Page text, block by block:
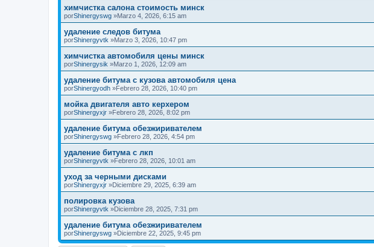
химчистка салона стоимость минск
porShinergyswg »Marzo 4, 2026, 6:15 am
удаление следов битума
porShinergyvtk »Marzo 3, 2026, 10:47 pm
химчистка автомобиля цены минск
porShinergysik »Marzo 1, 2026, 12:09 am
удаление битума с кузова автомобиля цена
porShinergyodh »Febrero 28, 2026, 10:40 pm
мойка двигателя авто керхером
porShinergyxjr »Febrero 28, 2026, 8:02 pm
удаление битума обезжиривателем
porShinergyswg »Febrero 28, 2026, 4:54 pm
удаление битума с лкп
porShinergyvtk »Febrero 28, 2026, 10:01 am
уход за черными дисками
porShinergyxjr »Diciembre 29, 2025, 6:39 am
полировка кузова
porShinergyvtk »Diciembre 28, 2025, 7:31 pm
удаление битума обезжиривателем
porShinergyswg »Diciembre 22, 2025, 9:45 pm